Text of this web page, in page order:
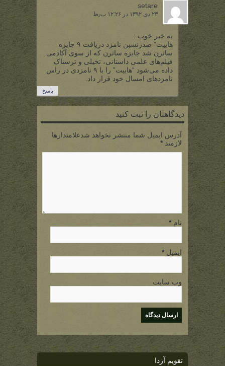
setare
۲۳ دی ۱۳۹۲ در ۱۲:۲۶ ب٫ظ
یه خبر خوب :
هابیت” صدرنشین نامزد دریافت ۹ جایزه
ساترن شد جایزه ساترن که از سوی آکادمی
فیلم‌‌های علمی داستانی، تخیلی و ترسناک
داده می‌شود “هابیت” را با ۹ نامزدی در راس
نامزدهای امسال خود قرار داد.
پاسخ
دیدگاهتان را ثبت کنید
آدرس ایمیل شما منتشر نخواهد شدعلامتدارها
لازمند *
نام *
ایمیل *
وب سایت
تقویم آردا